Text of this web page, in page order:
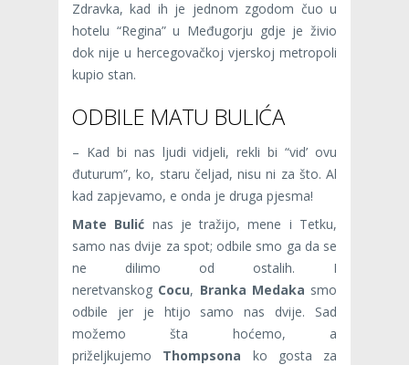
Zdravka, kad ih je jednom zgodom čuo u
hotelu “Regina” u Međugorju gdje je živio
dok nije u hercegovačkoj vjerskoj metropoli
kupio stan.
ODBILE MATU BULIĆA
– Kad bi nas ljudi vidjeli, rekli bi “vid’ ovu
đuturum”, ko, staru čeljad, nisu ni za što. Al
kad zapjevamo, e onda je druga pjesma!
Mate Bulić nas je tražijo, mene i Tetku,
samo nas dvije za spot; odbile smo ga da se
ne dilimo od ostalih. I
neretvanskog Cocu, Branka Medaka smo
odbile jer je htijo samo nas dvije. Sad
možemo šta hoćemo, a
priželjkujemo Thompsona ko gosta za